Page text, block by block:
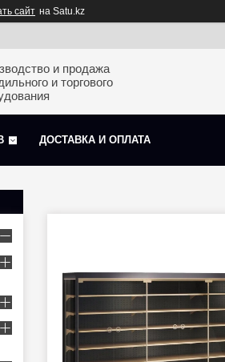
сайт на Satu.kz
и продажа
и торгового
ДОСТАВКА И ОПЛАТА